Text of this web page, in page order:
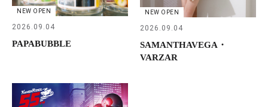
NEW OPEN
2026.09.04
PAPABUBBLE
NEW OPEN
2026.09.04
SAMANTHAVEGA・
VARZAR